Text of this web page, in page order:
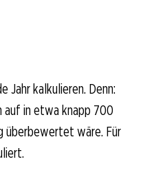
Jahr kalkulieren. Denn:
auf in etwa knapp 700
überbewertet wäre. Für